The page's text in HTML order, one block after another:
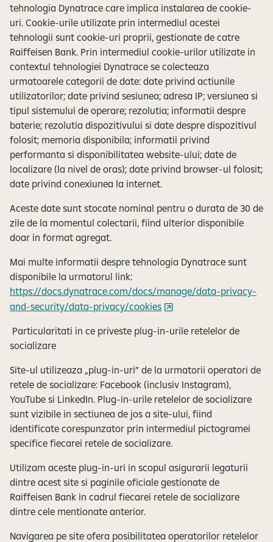
tehnologia Dynatrace care implica instalarea de cookie-
uri. Cookie-urile utilizate prin intermediul acestei
tehnologii sunt cookie-uri proprii, gestionate de catre
Raiffeisen Bank. Prin intermediul cookie-urilor utilizate in
contextul tehnologiei Dynatrace se colecteaza
urmatoarele categorii de date: date privind actiunile
utilizatorilor; date privind sesiunea; adresa IP; versiunea si
tipul sistemului de operare; rezolutia; informatii despre
baterie; rezolutia dispozitivului si date despre dispozitivul
folosit; memoria disponibila; informatii privind
performanta si disponibilitatea website-ului; date de
localizare (la nivel de oras); date privind browser-ul folosit;
date privind conexiunea la internet.
Aceste date sunt stocate nominal pentru o durata de 30 de
zile de la momentul colectarii, fiind ulterior disponibile
doar in format agregat.
Mai multe informatii despre tehnologia Dynatrace sunt
disponibile la urmatorul link:
https://docs.dynatrace.com/docs/manage/data-privacy-
and-security/data-privacy/cookies
Particularitati in ce priveste plug-in-urile retelelor de
socializare
Site-ul utilizeaza „plug-in-uri” de la urmatorii operatori de
retele de socializare: Facebook (inclusiv Instagram),
YouTube si LinkedIn. Plug-in-urile retelelor de socializare
sunt vizibile in sectiunea de jos a site-ului, fiind
identificate corespunzator prin intermediul pictogramei
specifice fiecarei retele de socializare.
Utilizam aceste plug-in-uri in scopul asigurarii legaturii
dintre acest site si paginile oficiale gestionate de
Raiffeisen Bank in cadrul fiecarei retele de socializare
dintre cele mentionate anterior.
Navigarea pe site ofera posibilitatea operatorilor retelelor